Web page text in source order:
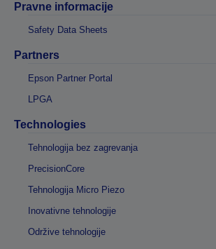
Pravne informacije
Safety Data Sheets
Partners
Epson Partner Portal
LPGA
Technologies
Tehnologija bez zagrevanja
PrecisionCore
Tehnologija Micro Piezo
Inovativne tehnologije
Održive tehnologije